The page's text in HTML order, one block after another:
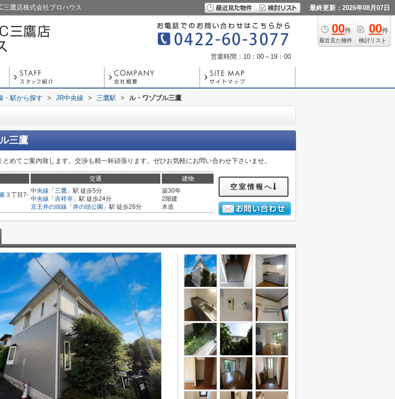
三鷹店株式会社プロハウス 最終更新：2026年08月07日
00件
最近見た物件
00件
検討リスト
営業時間：10：00～19：00
・駅から探す > JR中央線 > 三鷹駅 > ル・ワゾブル三鷹
三鷹
とめてご案内致します。交渉も精一杯頑張ります。ぜひお気軽にお問い合わせ下さいませ。
交通 建物
３丁目7-
中央線 「 三鷹 」駅 徒歩5分
中央線 「 吉祥寺 」駅 徒歩24分
京王井の頭線 「 井の頭公園 」駅 徒歩26分
築30年
2階建
木造
空室情報へ